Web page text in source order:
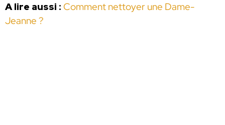
A lire aussi : Comment nettoyer une Dame-
Jeanne ?